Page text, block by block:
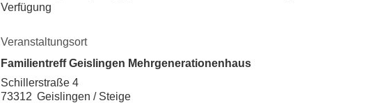
Verfügung
Veranstaltungsort
Familientreff Geislingen Mehrgenerationenhaus
Schillerstraße 4
73312 Geislingen / Steige